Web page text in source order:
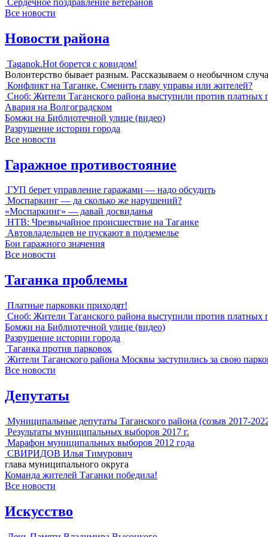
Все новости
Новости района
Taganok.Hot борется с ковидом!
Волонтерство бывает разным. Рассказываем о необычном
Конфликт на Таганке. Сменить главу управы или жителей?
Сноб: Жители Таганского района выступили против платных
Авария на Волгоградском
Бомжи на Библиотечной улице (видео)
Разрушение истории города
Все новости
Гаражное противостояние
ГУП берет управление гаражами — надо обсудить
Моспаркинг — да сколько же нарушений?
«Моспаркинг» — давай досвиданья
НТВ: Чрезвычайное происшествие на Таганке
Автовладельцев не пускают в подземелье
Бои гаражного значения
Все новости
Таганка проблемы
Платные парковки приходят!
Сноб: Жители Таганского района выступили против платных
Бомжи на Библиотечной улице (видео)
Разрушение истории города
Таганка против парковок
Жители Таганского района Москвы заступились за свою
Все новости
Депутаты
Муниципальные депутаты Таганского района (созыв 2017-
Результаты муниципальных выборов 2017 г.
Марафон муниципальных выборов 2012 года
СВИРИДОВ Илья Тимурович
глава муниципального округа
Команда жителей Таганки победила!
Все новости
Искусство